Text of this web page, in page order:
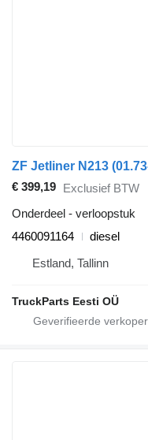
€ 399,19 Exclusief BTW
Onderdeel - verloopstuk
4460091164
diesel
Estland, Tallinn
TruckParts Eesti OÜ